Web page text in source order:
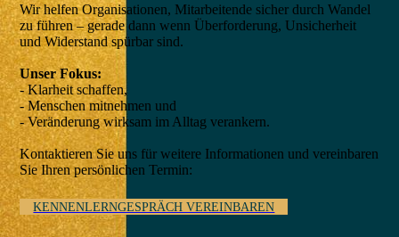
Wir helfen Organisationen, Mitarbeitende sicher durch Wandel
zu führen – gerade dann wenn Überforderung, Unsicherheit
und Widerstand spürbar sind.
Unser Fokus:
- Klarheit schaffen,
- Menschen mitnehmen und
- Veränderung wirksam im Alltag verankern.
Kontaktieren Sie uns für weitere Informationen und vereinbaren
Sie Ihren persönlichen Termin:
KENNENLERNGESPRÄCH VEREINBAREN